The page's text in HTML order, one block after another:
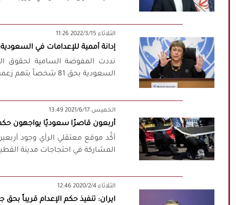
‫‫الثلاثاء‬‬ 2022/3/15 11:26
إدانة أممية للإعدامات في
نددت المفوضة السامية لحقوق
السعودية بحق 81 شخصاً بتهم زعمت أنّها تتعلّق بـ"الإرهاب.
‫‫الخميس‬‬ 2021/6/17 13:49
أربعون قاصرًا سعوديًا يواجهون حكم
أكَّد موقع معتقلي الرأي وجود
المشاركة في احتجاجات مدينة القطيف عام 2011 رغم تعهُّد
‫‫الثلاثاء‬‬ 2020/2/4 12:46
ايران: تنفيذ حكم الإعدام قريباً